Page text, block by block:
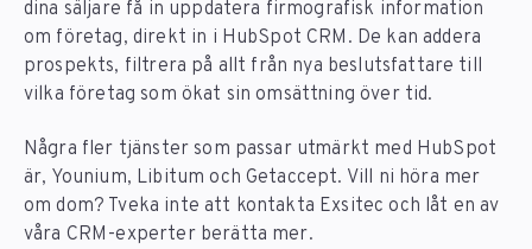
dina säljare få in uppdatera firmografisk information
om företag, direkt in i HubSpot CRM. De kan addera
prospekts, filtrera på allt från nya beslutsfattare till
vilka företag som ökat sin omsättning över tid.
Några fler tjänster som passar utmärkt med HubSpot
är, Younium, Libitum och Getaccept. Vill ni höra mer
om dom? Tveka inte att kontakta Exsitec och låt en av
våra CRM-experter berätta mer.